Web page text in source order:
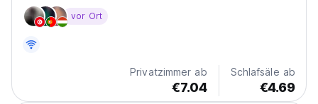
großartige Lage in der Altstadt von Krakau.
vor Ort
Privatzimmer ab
€7.04
Schlafsäle ab
€4.69